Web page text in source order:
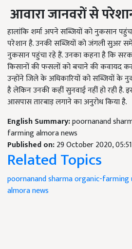
आवाराजानवरोंसे
हालांकि शर्मा अपने सब्जियों को नुकसान
परेशान है. उनकी सब्जियों को जंगली सुअर
नुकसान पहुंचा रहे हैं. उनका कहना है कि
किसानों की फसलों को बचाने की कवायद
उन्होंने जिले के अधिकारियों को सब्जियों के
है लेकिन उनकी कहीं सुनवाई नहीं हो रही है.
आसपास तारबाड़ लगाने का अनुरोध किया है.
English Summary:poornanand
farming almora news
Published on:29 October 2020,
Related Topics
poornanand sharmaorganic-farming
almora news